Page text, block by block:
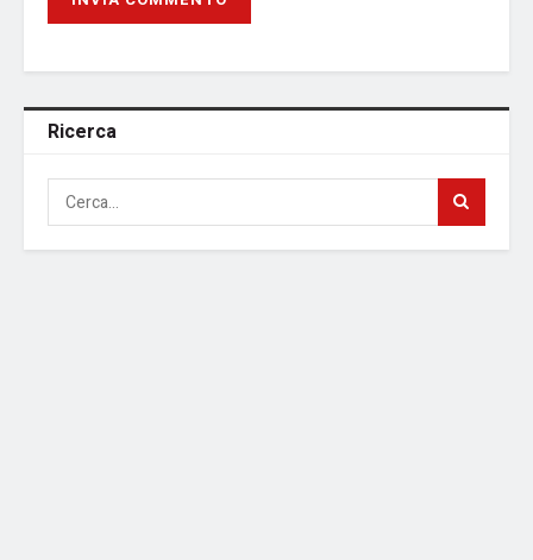
Ricerca